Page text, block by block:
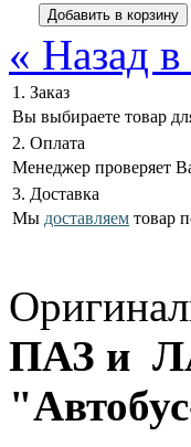
« Назад в
1. Заказ
Вы выбираете товар
2. Оплата
Менеджер проверяет
3. Доставка
Мы доставляем товар
ПАЗ и